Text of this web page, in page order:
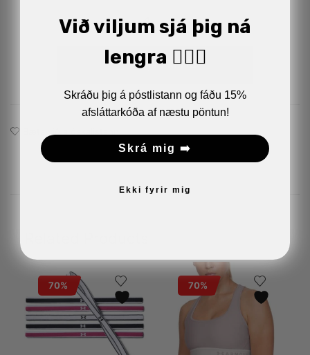
Setja í körfu
70% 70%
Við viljum sjá þig ná
lengra 🏋🏼‍♂️
Skráðu þig á póstlistann og fáðu 15%
afsláttarkóða af næstu pöntun!
Skrá mig ➡️
Ekki fyrir mig